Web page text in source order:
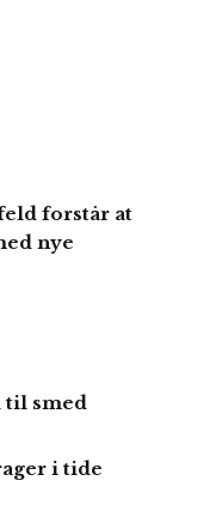
forstår at
nye
til smed
i tide